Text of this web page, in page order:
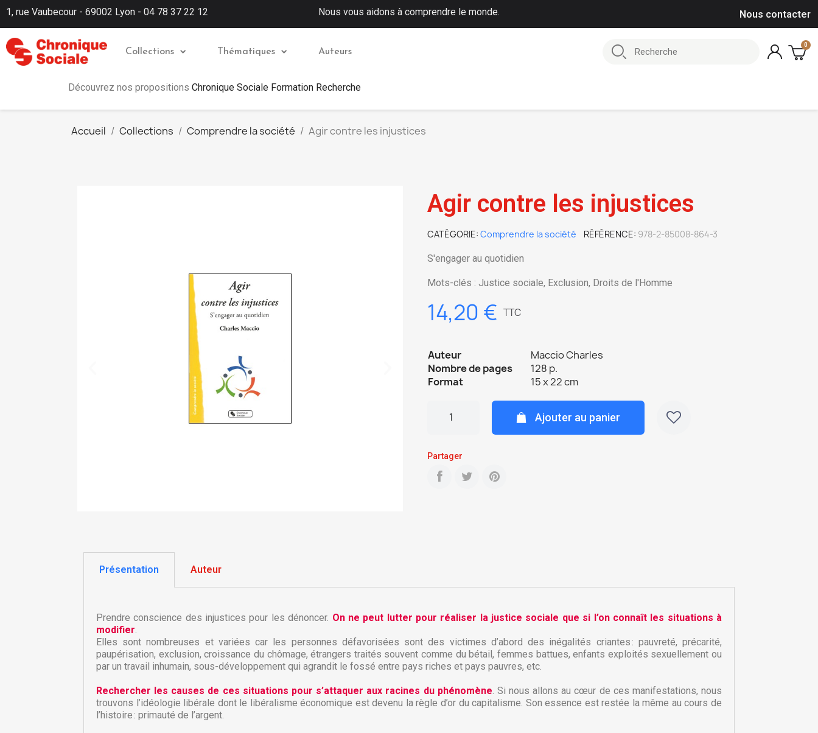
1, rue Vaubecour - 69002 Lyon - 04 78 37 22 12 Nous vous aidons à comprendre le monde. Nous contacter
Collections Thématiques Auteurs
Découvrez nos propositions Chronique Sociale Formation Recherche
Accueil Collections Comprendre la société Agir contre les injustices
Agir contre les injustices
CATÉGORIE Comprendre la société RÉFÉRENCE 978-2-85008-864-3
S'engager au quotidien
Mots-clés : Justice sociale, Exclusion, Droits de l'Homme
14,20 € TTC
Auteur
Maccio Charles
Nombre de pages
128 p.
Format
15 x 22 cm
Ajouter au panier
Partager
Présentation Auteur
Prendre conscience des injustices pour les dénoncer. On ne peut lutter pour réaliser la justice sociale que si l’on connaît les situations à
modifier.
Elles sont nombreuses et variées car les personnes défavorisées sont des victimes d’abord des inégalités criantes : pauvreté, précarité,
paupérisation, exclusion, croissance du chômage, étrangers traités souvent comme du bétail, femmes battues, enfants exploités sexuellement ou
par un travail inhumain, sous-développement qui agrandit le fossé entre pays riches et pays pauvres, etc.
Rechercher les causes de ces situations pour s’attaquer aux racines du phénomène. Si nous allons au cœur de ces manifestations, nous
trouvons l’idéologie libérale dont le libéralisme économique est devenu la règle d’or du capitalisme. Son essence est restée la même au cours de
l’histoire : primauté de l’argent.